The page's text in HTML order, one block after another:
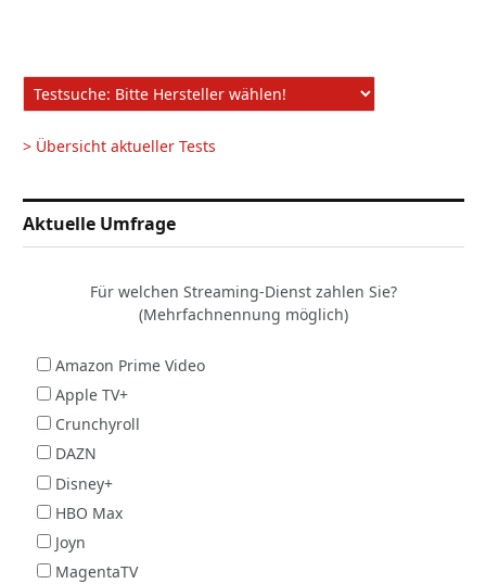
> Übersicht aktueller Tests
Aktuelle Umfrage
Für welchen Streaming-Dienst zahlen Sie?
(Mehrfachnennung möglich)
Amazon Prime Video
Apple TV+
Crunchyroll
DAZN
Disney+
HBO Max
Joyn
MagentaTV